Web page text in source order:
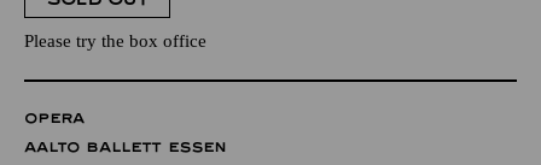
Please try the box office
OPERA
AALTO BALLETT ESSEN